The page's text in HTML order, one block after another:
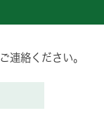
連絡ください。